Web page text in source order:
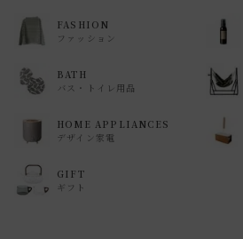
FASHION
ファッション
BATH
バス・トイレ用品
HOME APPLIANCES
デザイン家電
GIFT
ギフト